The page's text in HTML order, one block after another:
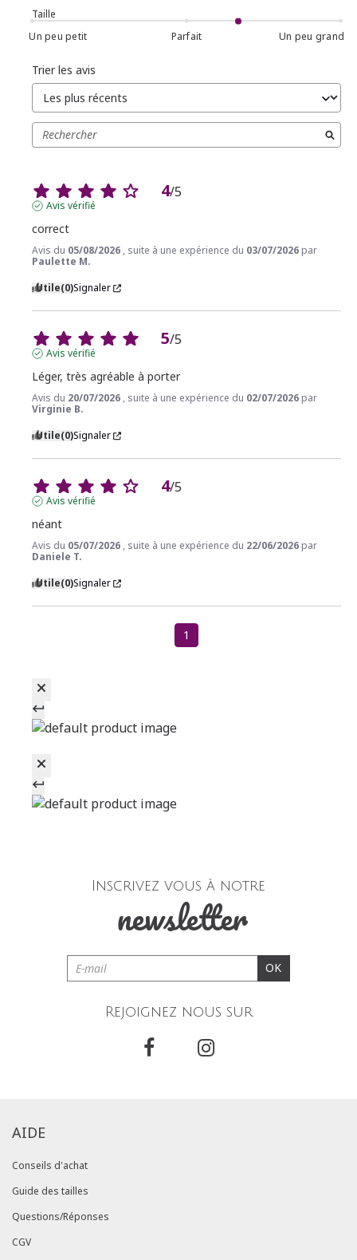
Taille
Un peu petit
Parfait Un peu grand
Trier les avis
4/5
Avis vérifié
correct
Avis du 05/08/2026 , suite à une expérience du 03/07/2026 par
Paulette M.
Utile(0)Signaler
5/5
Avis vérifié
Léger, très agréable à porter
Avis du 20/07/2026 , suite à une expérience du 02/07/2026 par
Virginie B.
Utile(0)Signaler
4/5
Avis vérifié
néant
Avis du 05/07/2026 , suite à une expérience du 22/06/2026 par
Daniele T.
Utile(0)Signaler
1
Inscrivez vous à notre
newsletter
OK
Rejoignez nous sur
AIDE
Conseils d'achat
Guide des tailles
Questions/Réponses
CGV